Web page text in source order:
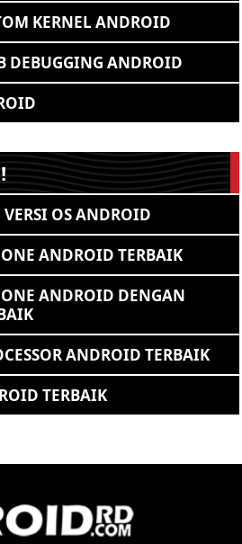
KERNEL ANDROID
DEBUGGING ANDROID
OS ANDROID
ANDROID TERBAIK
ANDROID DENGAN
ANDROID TERBAIK
TERBAIK